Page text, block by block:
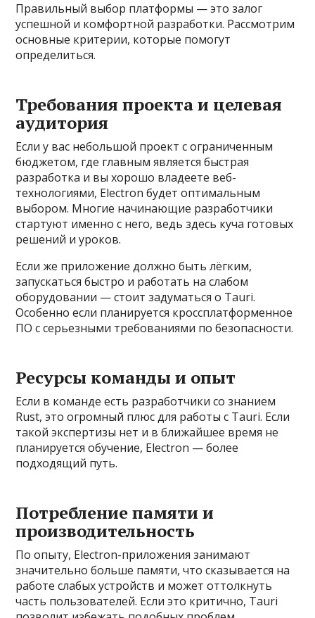
Правильный выбор платформы — это залог
успешной и комфортной разработки. Рассмотрим
основные критерии, которые помогут
определиться.
Требования проекта и целевая
аудитория
Если у вас небольшой проект с ограниченным
бюджетом, где главным является быстрая
разработка и вы хорошо владеете веб-
технологиями, Electron будет оптимальным
выбором. Многие начинающие разработчики
стартуют именно с него, ведь здесь куча готовых
решений и уроков.
Если же приложение должно быть лёгким,
запускаться быстро и работать на слабом
оборудовании — стоит задуматься о Tauri.
Особенно если планируется кроссплатформенное
ПО с серьезными требованиями по безопасности.
Ресурсы команды и опыт
Если в команде есть разработчики со знанием
Rust, это огромный плюс для работы с Tauri. Если
такой экспертизы нет и в ближайшее время не
планируется обучение, Electron — более
подходящий путь.
Потребление памяти и
производительность
По опыту, Electron-приложения занимают
значительно больше памяти, что сказывается на
работе слабых устройств и может оттолкнуть
часть пользователей. Если это критично, Tauri